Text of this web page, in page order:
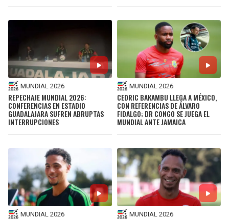
MUNDIAL 2026
REPECHAJE MUNDIAL 2026:
CONFERENCIAS EN ESTADIO
GUADALAJARA SUFREN ABRUPTAS
INTERRUPCIONES
MUNDIAL 2026
CEDRIC BAKAMBU LLEGA A MÉXICO,
CON REFERENCIAS DE ÁLVARO
FIDALGO; DR CONGO SE JUEGA EL
MUNDIAL ANTE JAMAICA
MUNDIAL 2026 MUNDIAL 2026